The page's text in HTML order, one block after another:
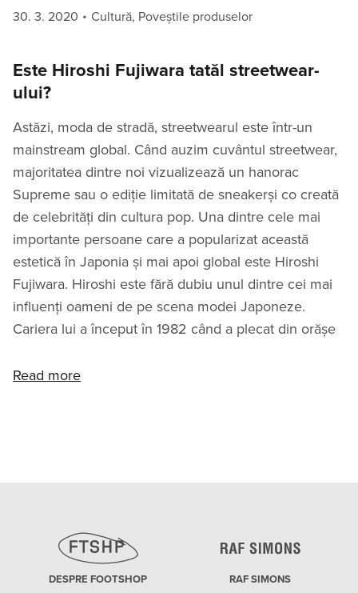
Posted
30. 3. 2020 Categories
Cultură, Poveștile produselor
Este Hiroshi Fujiwara tatăl streetwear-
ului?
Astăzi, moda de stradă, streetwearul este într-un
mainstream global. Când auzim cuvântul streetwear,
majoritatea dintre noi vizualizează un hanorac
Supreme sau o ediție limitată de sneakerși co creată
de celebrități din cultura pop. Una dintre cele mai
importante persoane care a popularizat această
estetică în Japonia și mai apoi global este Hiroshi
Fujiwara. Hiroshi este fără dubiu unul dintre cei mai
influenți oameni de pe scena modei Japoneze.
Cariera lui a început în 1982 când a plecat din orășe
Read more
DESPRE FOOTSHOP RAF SIMONS